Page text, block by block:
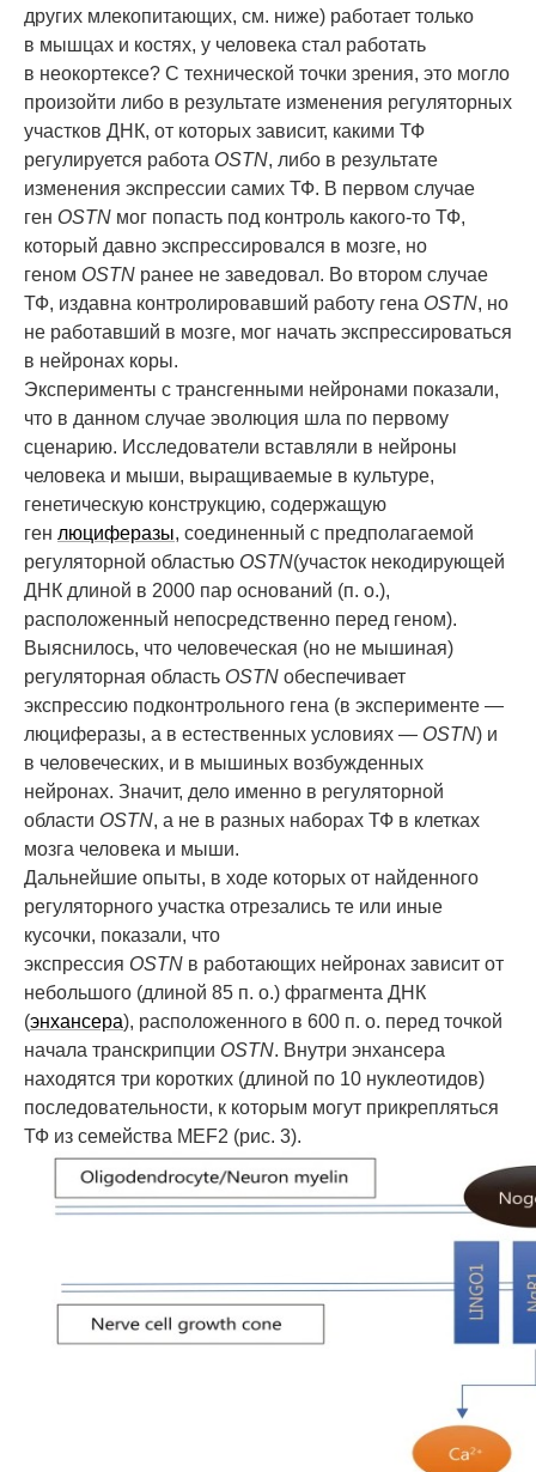
других млекопитающих, см. ниже) работает только
в мышцах и костях, у человека стал работать
в неокортексе? С технической точки зрения, это могло
произойти либо в результате изменения регуляторных
участков ДНК, от которых зависит, какими ТФ
регулируется работа OSTN, либо в результате
изменения экспрессии самих ТФ. В первом случае
ген OSTN мог попасть под контроль какого-то ТФ,
который давно экспрессировался в мозге, но
геном OSTN ранее не заведовал. Во втором случае
ТФ, издавна контролировавший работу гена OSTN, но
не работавший в мозге, мог начать экспрессироваться
в нейронах коры.
Эксперименты с трансгенными нейронами показали,
что в данном случае эволюция шла по первому
сценарию. Исследователи вставляли в нейроны
человека и мыши, выращиваемые в культуре,
генетическую конструкцию, содержащую
ген люциферазы, соединенный с предполагаемой
регуляторной областью OSTN(участок некодирующей
ДНК длиной в 2000 пар оснований (п. о.),
расположенный непосредственно перед геном).
Выяснилось, что человеческая (но не мышиная)
регуляторная область OSTN обеспечивает
экспрессию подконтрольного гена (в эксперименте —
люциферазы, а в естественных условиях — OSTN) и
в человеческих, и в мышиных возбужденных
нейронах. Значит, дело именно в регуляторной
области OSTN, а не в разных наборах ТФ в клетках
мозга человека и мыши.
Дальнейшие опыты, в ходе которых от найденного
регуляторного участка отрезались те или иные
кусочки, показали, что
экспрессия OSTN в работающих нейронах зависит от
небольшого (длиной 85 п. о.) фрагмента ДНК
(энхансера), расположенного в 600 п. о. перед точкой
начала транскрипции OSTN. Внутри энхансера
находятся три коротких (длиной по 10 нуклеотидов)
последовательности, к которым могут прикрепляться
ТФ из семейства MEF2 (рис. 3).